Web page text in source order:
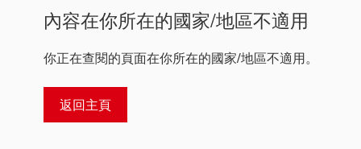
內容在你所在的國家/地區不適用
你正在查閱的頁面在你所在的國家/地區不適用。
返回主頁